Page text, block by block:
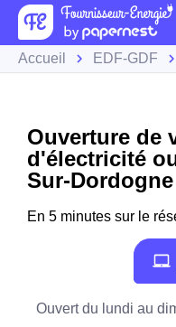
Accueil EDF-GDF